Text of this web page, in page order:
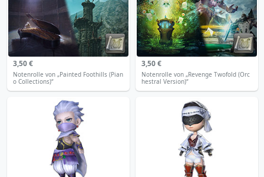
3,50 €
Notenrolle von „Painted Foothills (Pian
o Collections)“
3,50 €
Notenrolle von „Revenge Twofold (Orc
hestral Version)“